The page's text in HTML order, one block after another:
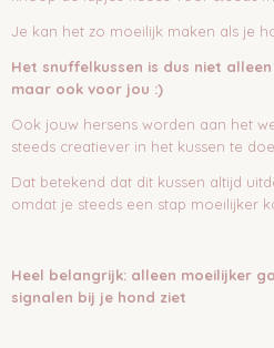
Je kan het zo moeilijk maken als je
Het snuffelkussen is dus niet
maar ook voor jou :)
Ook jouw hersens worden aan het
steeds creatiever in het kussen te
Dat betekend dat dit kussen altijd
omdat je steeds een stap moeilijker
Heel belangrijk: alleen moeilijker
signalen bij je hond ziet